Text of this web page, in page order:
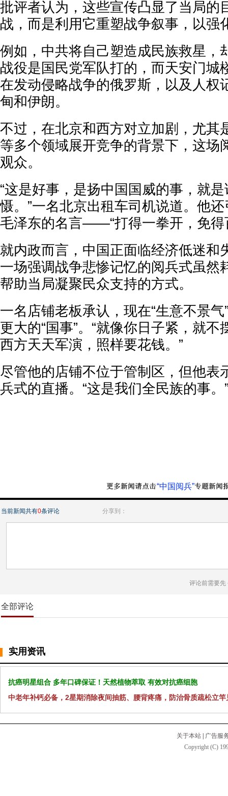
批评者认为，这些宣传凸显了当局的
战，而是利用它重塑战争叙事，以强
例如，中共将自己塑造成民族救星，
战役是国民党军队打的，而天安门城
在发动侵略战争的俄罗斯，以及人权
甸和伊朗。
不过，在北京和西方对立加剧，尤其
等多个领域展开竞争的背景下，这场
观众。
“这是好事，是扬中国国威的事，就
慑。”一名北京出租车司机说道。他
毛泽东的名言——“打得一拳开，免得
就内政而言，中国正面临经济低迷和
一场强调战争悲惨记忆的阅兵式虽然
帮助当局凝聚民众支持的方式。
一名店铺老板承认，现在“生意不景
更大的“国事”。“就像你日子紧，就
西方天天军演，照样要花钱。”
尽管他的店铺不位于管制区，但他表
兵式的直播。“这是我们全民族的事。
“中国阅兵”
当前新闻共有0条评论 分享到：
评论前需要先
全部评论
实用资讯
抗癌明星组合 多年口碑保证！天然植物萃取 有效对抗癌细胞
中老年补钙必备，2星期消除夜间抽筋、腰背疼痛，防治骨质疏松立竿
关于本站
广告服
Copyright (C)